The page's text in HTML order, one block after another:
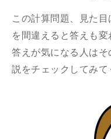
この計算問題、見た
を間違えると答えも変
答えが気になる人は
説をチェックしてみて